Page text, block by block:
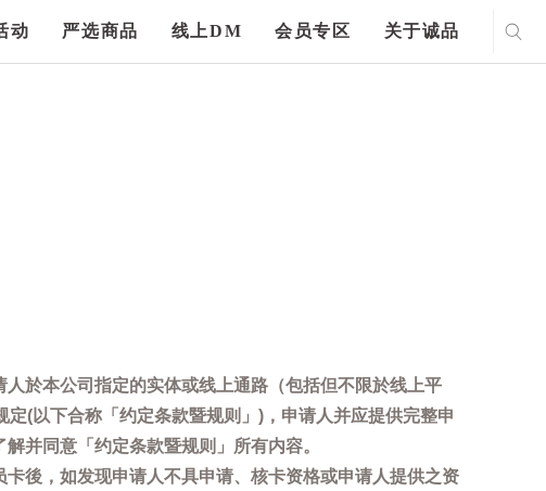
动 严选商品 线上DM 会员专区 关于诚品
於本公司指定的实体或线上通路（包括但不限於线上平
(以下合称「约定条款暨规则」)，申请人并应提供完整申
并同意「约定条款暨规则」所有内容。
後，如发现申请人不具申请、核卡资格或申请人提供之资